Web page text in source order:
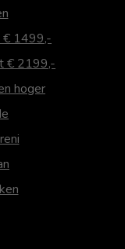
€ 1499,-
€ 2199,-
hoger